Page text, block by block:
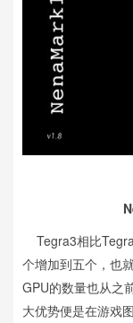
Tegra3相比
个增加到五个，也
GPU的数量也从之
大优势便是在游戏